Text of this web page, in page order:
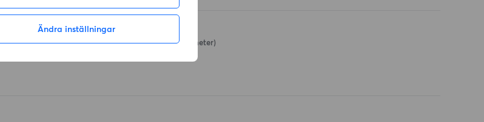
Ändra inställningarICA Nära Söderlivs
Stora Södergatan(412 meter)